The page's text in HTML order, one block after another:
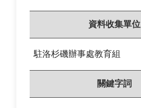
資料收集單位
駐洛杉磯辦事處教育組
關鍵字詞